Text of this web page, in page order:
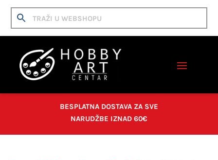
BESPLATNA DOSTAVA ZA SVE
NARUDŽBE IZNAD 60€